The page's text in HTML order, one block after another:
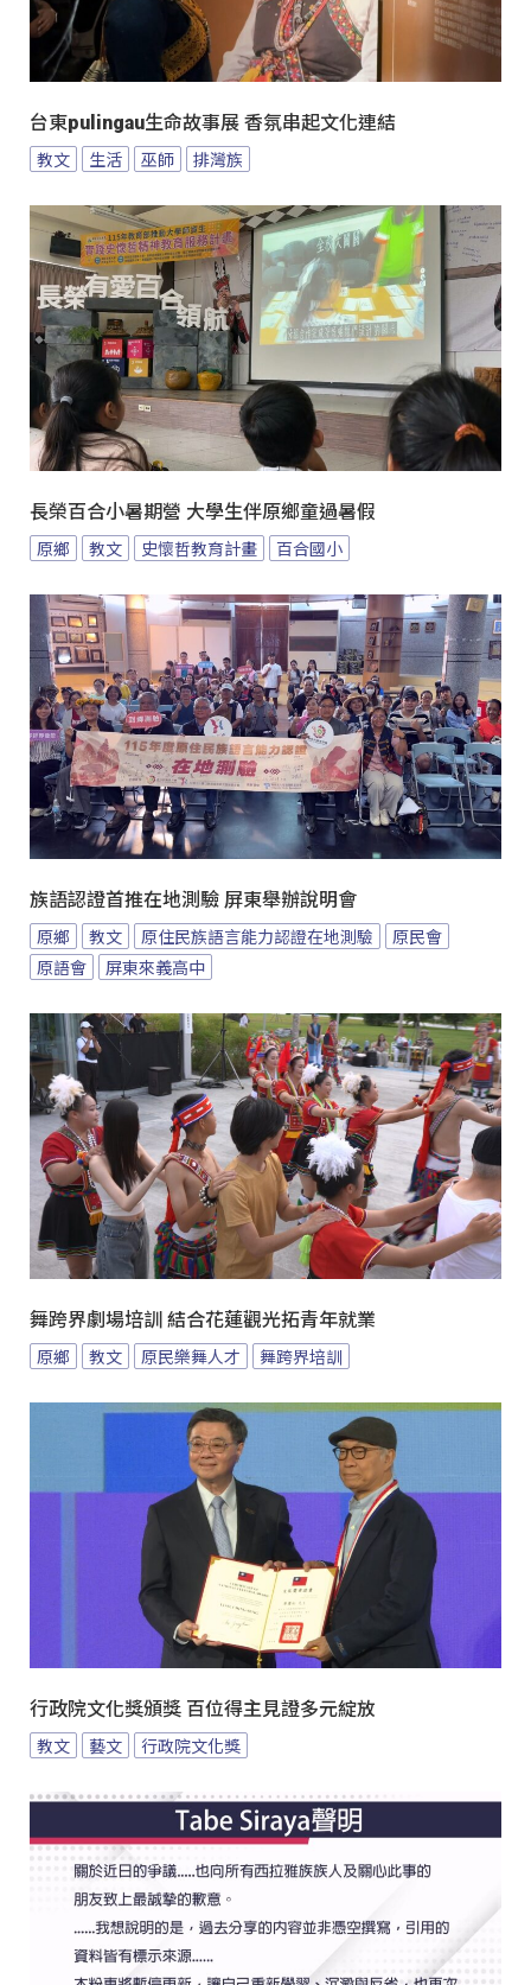
台東pulingau生命故事展 香氛串起文化連結
教文 生活 巫師 排灣族
長榮百合小暑期營 大學生伴原鄉童過暑假
原鄉 教文 史懷哲教育計畫 百合國小
族語認證首推在地測驗 屏東舉辦說明會
原鄉 教文 原住民族語言能力認證在地測驗
原民會
原語會
屏東來義高中
舞跨界劇場培訓 結合花蓮觀光拓青年就業
原鄉 教文 原民樂舞人才 舞跨界培訓
行政院文化獎頒獎 百位得主見證多元綻放
教文 藝文 行政院文化獎